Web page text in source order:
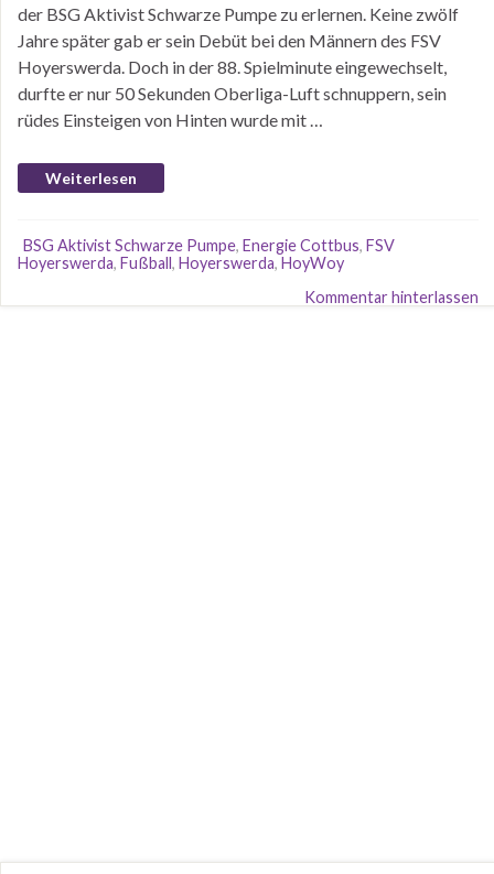
der BSG Aktivist Schwarze Pumpe zu erlernen. Keine zwölf
Jahre später gab er sein Debüt bei den Männern des FSV
Hoyerswerda. Doch in der 88. Spielminute eingewechselt,
durfte er nur 50 Sekunden Oberliga-Luft schnuppern, sein
rüdes Einsteigen von Hinten wurde mit …
Weiterlesen
BSG Aktivist Schwarze Pumpe, Energie Cottbus, FSV
Hoyerswerda, Fußball, Hoyerswerda, HoyWoy
Kommentar hinterlassen